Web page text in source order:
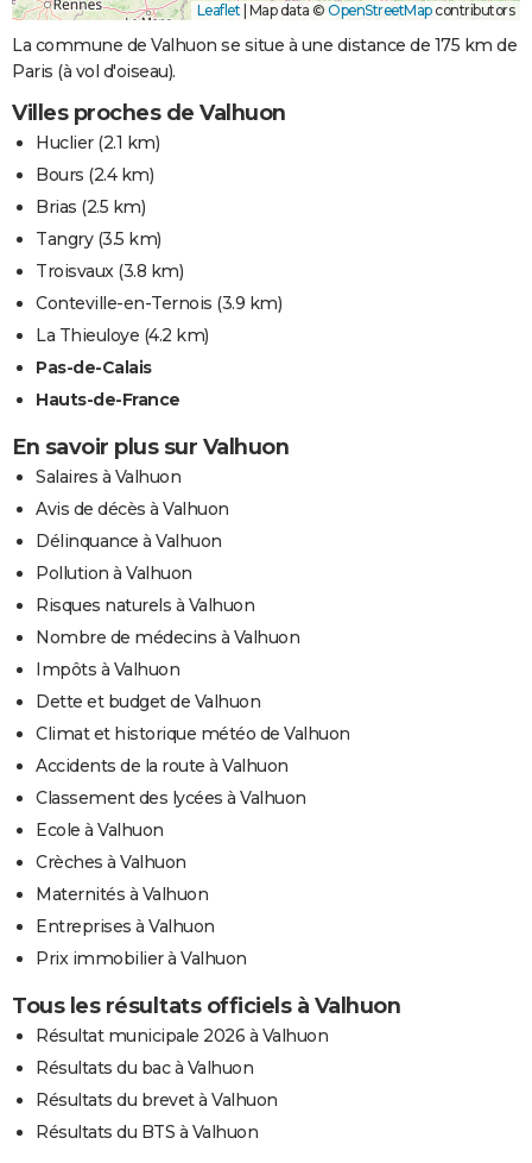
Leaflet Map data © OpenStreetMapcontributors
La commune de Valhuon se situe à une distance de 175 km de
Paris (à vol d'oiseau).
Villes proches de Valhuon
Huclier(2.1 km)
Bours (2.4 km)
Brias (2.5 km)
Tangry(3.5 km)
Troisvaux(3.8 km)
Conteville-en-Ternois (3.9 km)
La Thieuloye (4.2 km)
Pas-de-Calais
Hauts-de-France
En savoir plus sur Valhuon
Salaires à Valhuon
Avis de décès à Valhuon
Délinquance à Valhuon
Pollution à Valhuon
Risques naturels à Valhuon
Nombre de médecins à Valhuon
Impôts à Valhuon
Dette et budget de Valhuon
Climat et historique météo de Valhuon
Accidents de la route à Valhuon
Classement des lycées à Valhuon
Ecole à Valhuon
Crèches à Valhuon
Maternités à Valhuon
Entreprises à Valhuon
Prix immobilier à Valhuon
Tous les résultats officiels à Valhuon
Résultat municipale 2026 à Valhuon
Résultats du bac à Valhuon
Résultats du brevet à Valhuon
Résultats du BTS à Valhuon